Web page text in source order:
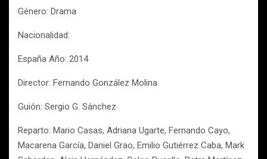
Género: Drama
Nacionalidad:
España Año: 2014
Director: Fernando González Molina
Guión: Sergio G. Sánchez
Reparto: Mario Casas, Adriana Ugarte, Fernando Cayo,
Macarena García, Daniel Grao, Emilio Gutiérrez Caba, Mark